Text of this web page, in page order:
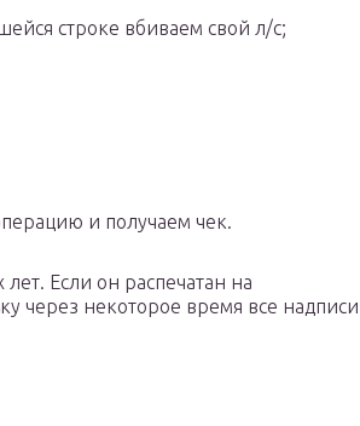
строке вбиваем свой л/с;
и получаем чек.
Если он распечатан на
через некоторое время все надписи